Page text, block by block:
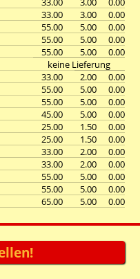
33.00 3.00
0.00
55.00 5.00
0.00
55.00 5.00
0.00
55.00 5.00
0.00
keine Lieferung
33.00 2.00
0.00
55.00 5.00
0.00
55.00 5.00
0.00
45.00 5.00
0.00
25.00 1.50
0.00
25.00 1.50
0.00
33.00 2.00
0.00
33.00 2.00
0.00
55.00 5.00
0.00
55.00 5.00
0.00
65.00 5.00 0.00